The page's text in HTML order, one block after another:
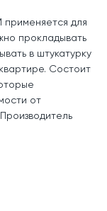
применяется для
прокладывать
в штукатурку
Состоит
от